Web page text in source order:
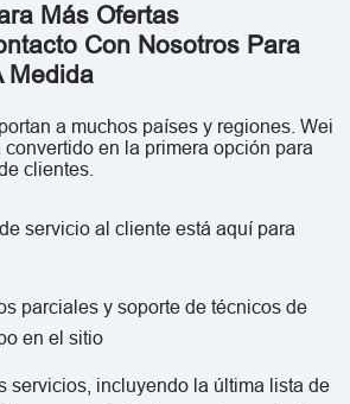
Más Ofertas
Con Nosotros Para
Medida
a muchos países y regiones. Wei
en la primera opción para
clientes.
servicio al cliente está aquí para
parciales y soporte de técnicos de
en el sitio
servicios, incluyendo la última lista de